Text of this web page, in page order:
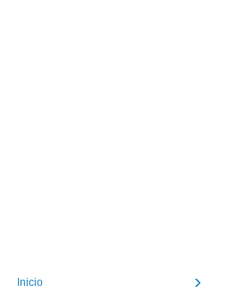
›
Inicio